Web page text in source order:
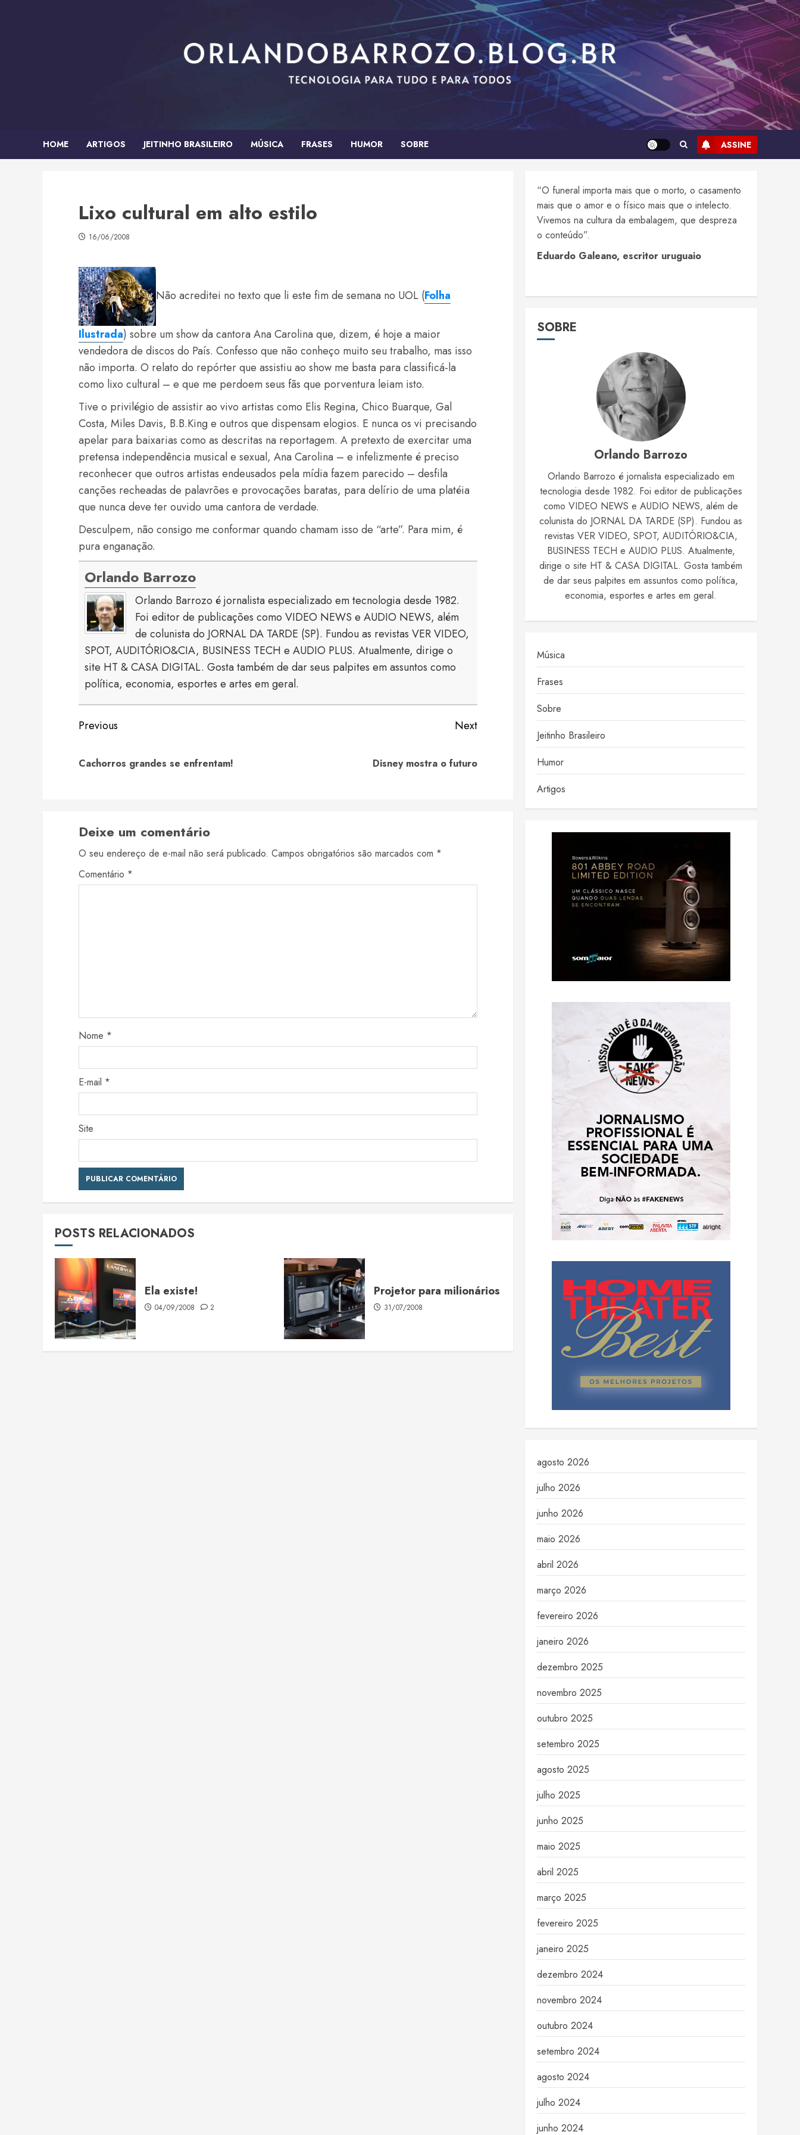
HOME ARTIGOS JEITINHO BRASILEIRO MÚSICA FRASES HUMOR SOBRE ASSINE
Lixo cultural em alto estilo
16/06/2008
Não acreditei no texto que li este fim de semana no UOL (Folha
Ilustrada) sobre um show da cantora Ana Carolina que, dizem, é hoje a maior
vendedora de discos do País. Confesso que não conheço muito seu trabalho, mas isso
não importa. O relato do repórter que assistiu ao show me basta para classificá-la
como lixo cultural – e que me perdoem seus fãs que porventura leiam isto.
Tive o privilégio de assistir ao vivo artistas como Elis Regina, Chico Buarque, Gal
Costa, Miles Davis, B.B.King e outros que dispensam elogios. E nunca os vi precisando
apelar para baixarias como as descritas na reportagem. A pretexto de exercitar uma
pretensa independência musical e sexual, Ana Carolina – e infelizmente é preciso
reconhecer que outros artistas endeusados pela mídia fazem parecido – desfila
canções recheadas de palavrões e provocações baratas, para delírio de uma platéia
que nunca deve ter ouvido uma cantora de verdade.
Desculpem, não consigo me conformar quando chamam isso de “arte”. Para mim, é
pura enganação.
Orlando Barrozo
Orlando Barrozo é jornalista especializado em tecnologia desde 1982.
Foi editor de publicações como VIDEO NEWS e AUDIO NEWS, além
de colunista do JORNAL DA TARDE (SP). Fundou as revistas VER VIDEO,
SPOT, AUDITÓRIO&CIA, BUSINESS TECH e AUDIO PLUS. Atualmente, dirige o
site HT & CASA DIGITAL. Gosta também de dar seus palpites em assuntos como
política, economia, esportes e artes em geral.
Continue
Reading
Previous
Cachorros grandes se enfrentam!
Next
Disney mostra o futuro
Deixe um comentário
O seu endereço de e-mail não será publicado. Campos obrigatórios são marcados com *
Comentário *
Nome *
E-mail *
Site
POSTS RELACIONADOS
Ela existe!
04/09/2008 2
Projetor para milionários
31/07/2008
“O funeral importa mais que o morto, o casamento
mais que o amor e o físico mais que o intelecto.
Vivemos na cultura da embalagem, que despreza
o conteúdo”.
Eduardo Galeano, escritor uruguaio
SOBRE
Orlando Barrozo
Orlando Barrozo é jornalista especializado em
tecnologia desde 1982. Foi editor de publicações
como VIDEO NEWS e AUDIO NEWS, além de
colunista do JORNAL DA TARDE (SP). Fundou as
revistas VER VIDEO, SPOT, AUDITÓRIO&CIA,
BUSINESS TECH e AUDIO PLUS. Atualmente,
dirige o site HT & CASA DIGITAL. Gosta também
de dar seus palpites em assuntos como política,
economia, esportes e artes em geral.
Música
Frases
Sobre
Jeitinho Brasileiro
Humor
Artigos
agosto 2026
julho 2026
junho 2026
maio 2026
abril 2026
março 2026
fevereiro 2026
janeiro 2026
dezembro 2025
novembro 2025
outubro 2025
setembro 2025
agosto 2025
julho 2025
junho 2025
maio 2025
abril 2025
março 2025
fevereiro 2025
janeiro 2025
dezembro 2024
novembro 2024
outubro 2024
setembro 2024
agosto 2024
julho 2024
junho 2024